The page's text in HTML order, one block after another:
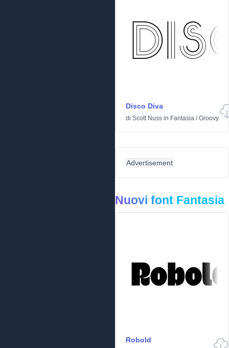
Disco Diva
di Scott Nuss in Fantasia /Groovy
Advertisement
Nuovi font Fantasia
Robold